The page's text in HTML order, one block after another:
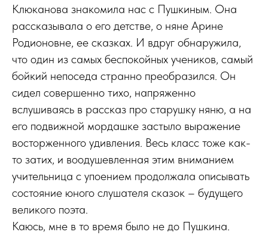
Клюканова знакомила нас с Пушкиным. Она
рассказывала о его детстве, о няне Арине
Родионовне, ее сказках. И вдруг обнаружила,
что один из самых беспокойных учеников, самый
бойкий непоседа странно преобразился. Он
сидел совершенно тихо, напряженно
вслушиваясь в рассказ про старушку няню, а на
его подвижной мордашке застыло выражение
восторженного удивления. Весь класс тоже как-
то затих, и воодушевленная этим вниманием
учительница с упоением продолжала описывать
состояние юного слушателя сказок – будущего
великого поэта.
Каюсь, мне в то время было не до Пушкина.